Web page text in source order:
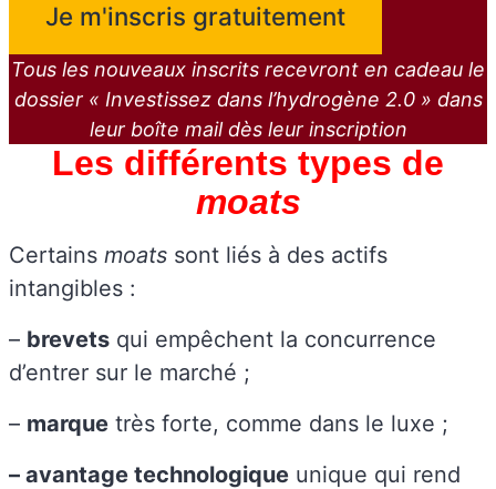
Tous les nouveaux inscrits recevront en cadeau le
dossier « Investissez dans l’hydrogène 2.0 » dans
leur boîte mail dès leur inscription
Les différents types de
moats
Certains moats sont liés à des actifs
intangibles :
– brevets qui empêchent la concurrence
d’entrer sur le marché ;
– marque très forte, comme dans le luxe ;
– avantage technologique unique qui rend